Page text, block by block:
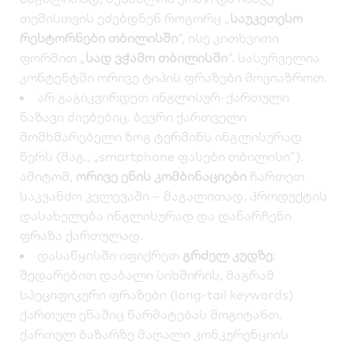
თემისთვის ეძებდნენ როგორც „საუკეთესო
რესტორნები თბილისში“, ისე კითხვითი
ფორმით „სად ვჭამო თბილისში“. სასურველია
კონტენტში ორივე ტიპის ფრაზები მოვიაზროთ.
არ გაგიკვირდეთ ინგლისურ-ქართული
ნაზავი ძიებებიც. ბევრი ქართველი
მომხმარებელი ზოგ ტერმინს ინგლისურად
წერს (მაგ., „smartphone ფასები თბილისი“).
ამიტომ, ორივე ენის კომბინაციები ჩართეთ
საკვანძო კვლევაში – მაგალითად, პროდუქტის
დასახელება ინგლისურად და დანარჩენი
ფრაზა ქართულად.
დასაწყისში იფიქრეთ გრძელ კუდზე:
შედარებით დაბალი სიხშირის, მაგრამ
სპეციფიკური ფრაზები (long-tail keywords)
ქართულ ენაშიც წარმატებას მოგიტანთ.
ქართულ ბაზარზე მაღალი კონკურენციის